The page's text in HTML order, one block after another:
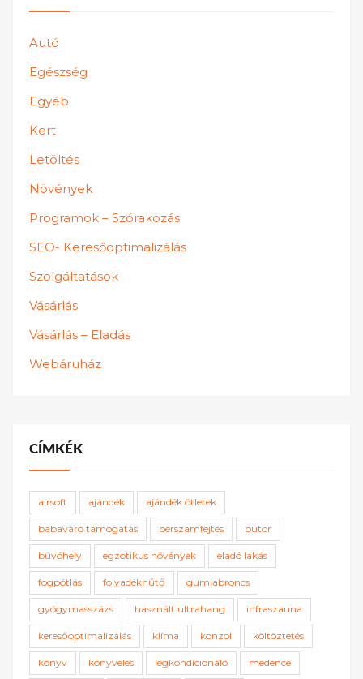
Autó
Egészség
Egyéb
Kert
Letöltés
Növények
Programok – Szórakozás
SEO- Keresőoptimalizálás
Szolgáltatások
Vásárlás
Vásárlás – Eladás
Webáruház
CÍMKÉK
airsoft ajándék ajándék ötletek
babaváró támogatás bérszámfejtés bútor
búvóhely egzotikus növények eladó lakás
fogpótlás folyadékhűtő gumiabroncs
gyógymasszázs használt ultrahang infraszauna
keresőoptimalizálás klíma konzol költöztetés
könyv könyvelés légkondicionáló medence